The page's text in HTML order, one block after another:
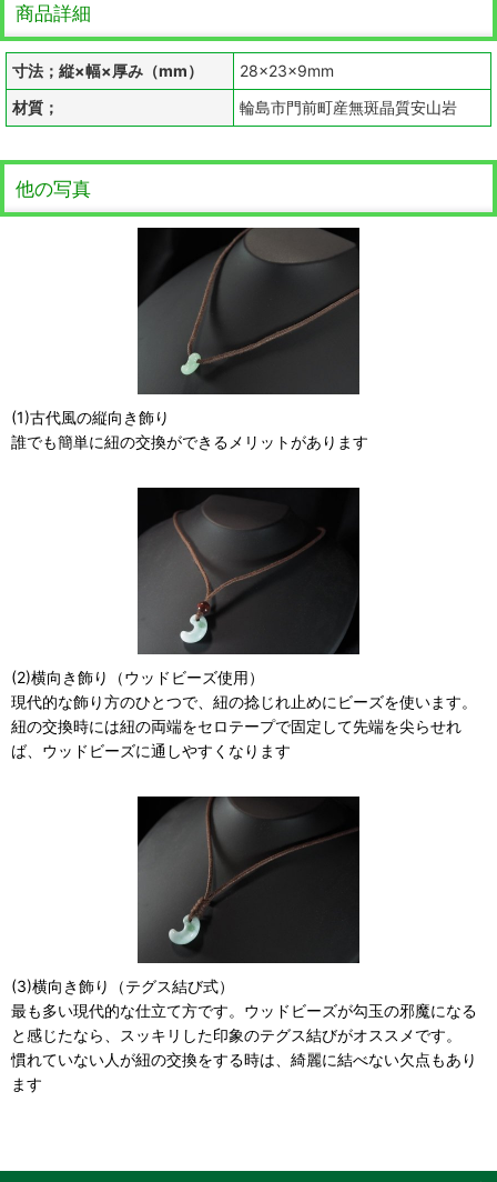
商品詳細
寸法；縦×幅×厚み（mm）
28×23×9mm
材質；
輪島市門前町産無斑晶質安山岩
他の写真
(1)古代風の縦向き飾り
誰でも簡単に紐の交換ができるメリットがあります
(2)横向き飾り（ウッドビーズ使用）
現代的な飾り方のひとつで、紐の捻じれ止めにビーズを使います。
紐の交換時には紐の両端をセロテープで固定して先端を尖らせれ
ば、ウッドビーズに通しやすくなります
(3)横向き飾り（テグス結び式）
最も多い現代的な仕立て方です。ウッドビーズが勾玉の邪魔になる
と感じたなら、スッキリした印象のテグス結びがオススメです。
慣れていない人が紐の交換をする時は、綺麗に結べない欠点もあり
ます